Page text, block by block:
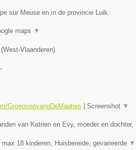
sur Meuse en in de provincie Luik.
maps ▼
West-Vlaanderen)
-
GroepsopvangDeMaatjes Screenshot ▼
van Katrien en Evy, moeder en dochter,
18 kinderen, Huisbereide, gevarieerde ▼